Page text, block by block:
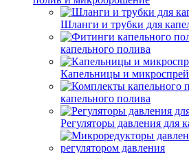
Шланги и трубки для
капельного полива
Капельницы и
капельного полива
Регуляторы давления для